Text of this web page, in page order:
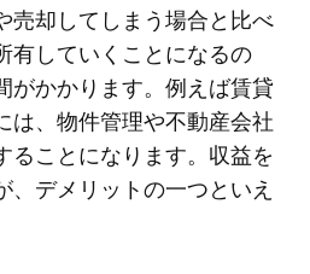
売却してしまう場合と比べ
有していくことになるの
がかかります。例えば賃貸
は、物件管理や不動産会社
ることになります。収益を
デメリットの一つといえ